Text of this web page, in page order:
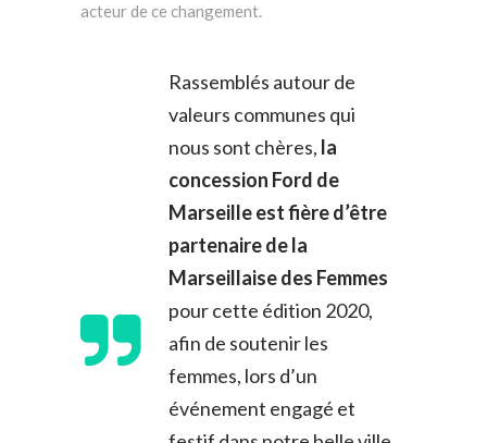
acteur de ce changement.
Rassemblés autour de
valeurs communes qui
nous sont chères, la
concession Ford de
Marseille est fière d’être
partenaire de la
Marseillaise des Femmes
pour cette édition 2020,
afin de soutenir les
femmes, lors d’un
événement engagé et